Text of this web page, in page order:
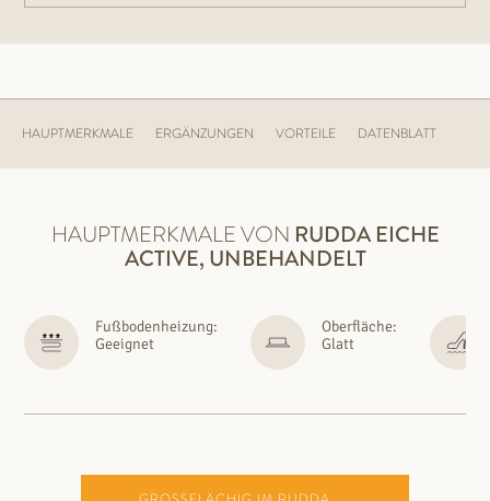
HAUPTMERKMALE ERGÄNZUNGEN VORTEILE DATENBLATT
HAUPTMERKMALE VON RUDDA EICHE
ACTIVE, UNBEHANDELT
Fußbodenheizung:
Geeignet
Oberfläche:
Glatt